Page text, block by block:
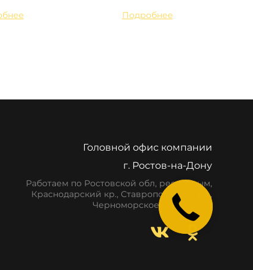
Подробнее
Головной офис компании
г. Ростов-на-Дону
Работаем по Ростовской обл, респ. Крым,
Краснодарский кр., Ставропольский кр.,
Черноморское побережье